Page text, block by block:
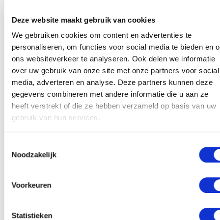
Deze website maakt gebruik van cookies
We gebruiken cookies om content en advertenties te
personaliseren, om functies voor social media te bieden en
ons websiteverkeer te analyseren. Ook delen we informatie
over uw gebruik van onze site met onze partners voor social
media, adverteren en analyse. Deze partners kunnen deze
gegevens combineren met andere informatie die u aan ze
heeft verstrekt of die ze hebben verzameld op basis van uw
gebruik van hun services.
Noodzakelijk
Voorkeuren
Statistieken
en pak je jouw voeten beet met je handen, net zoals
een baby dat doet. Je kunt experimenteren met druk
uitoefenen op je voeten of juist je voeten aan je
handen te laten trekken en hoe dat voelt terwijl je
blijft ademen.
Rug draaiing
draaiing is daarom de perfecte pose om even alle
pose van het blije kind spreid je jouw armen alsof je in